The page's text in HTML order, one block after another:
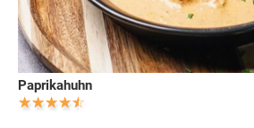
Paprikahuhn